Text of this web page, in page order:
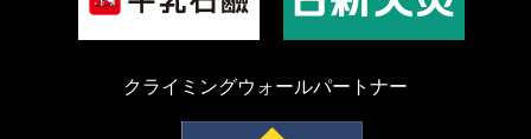
クライミングウォールパートナー